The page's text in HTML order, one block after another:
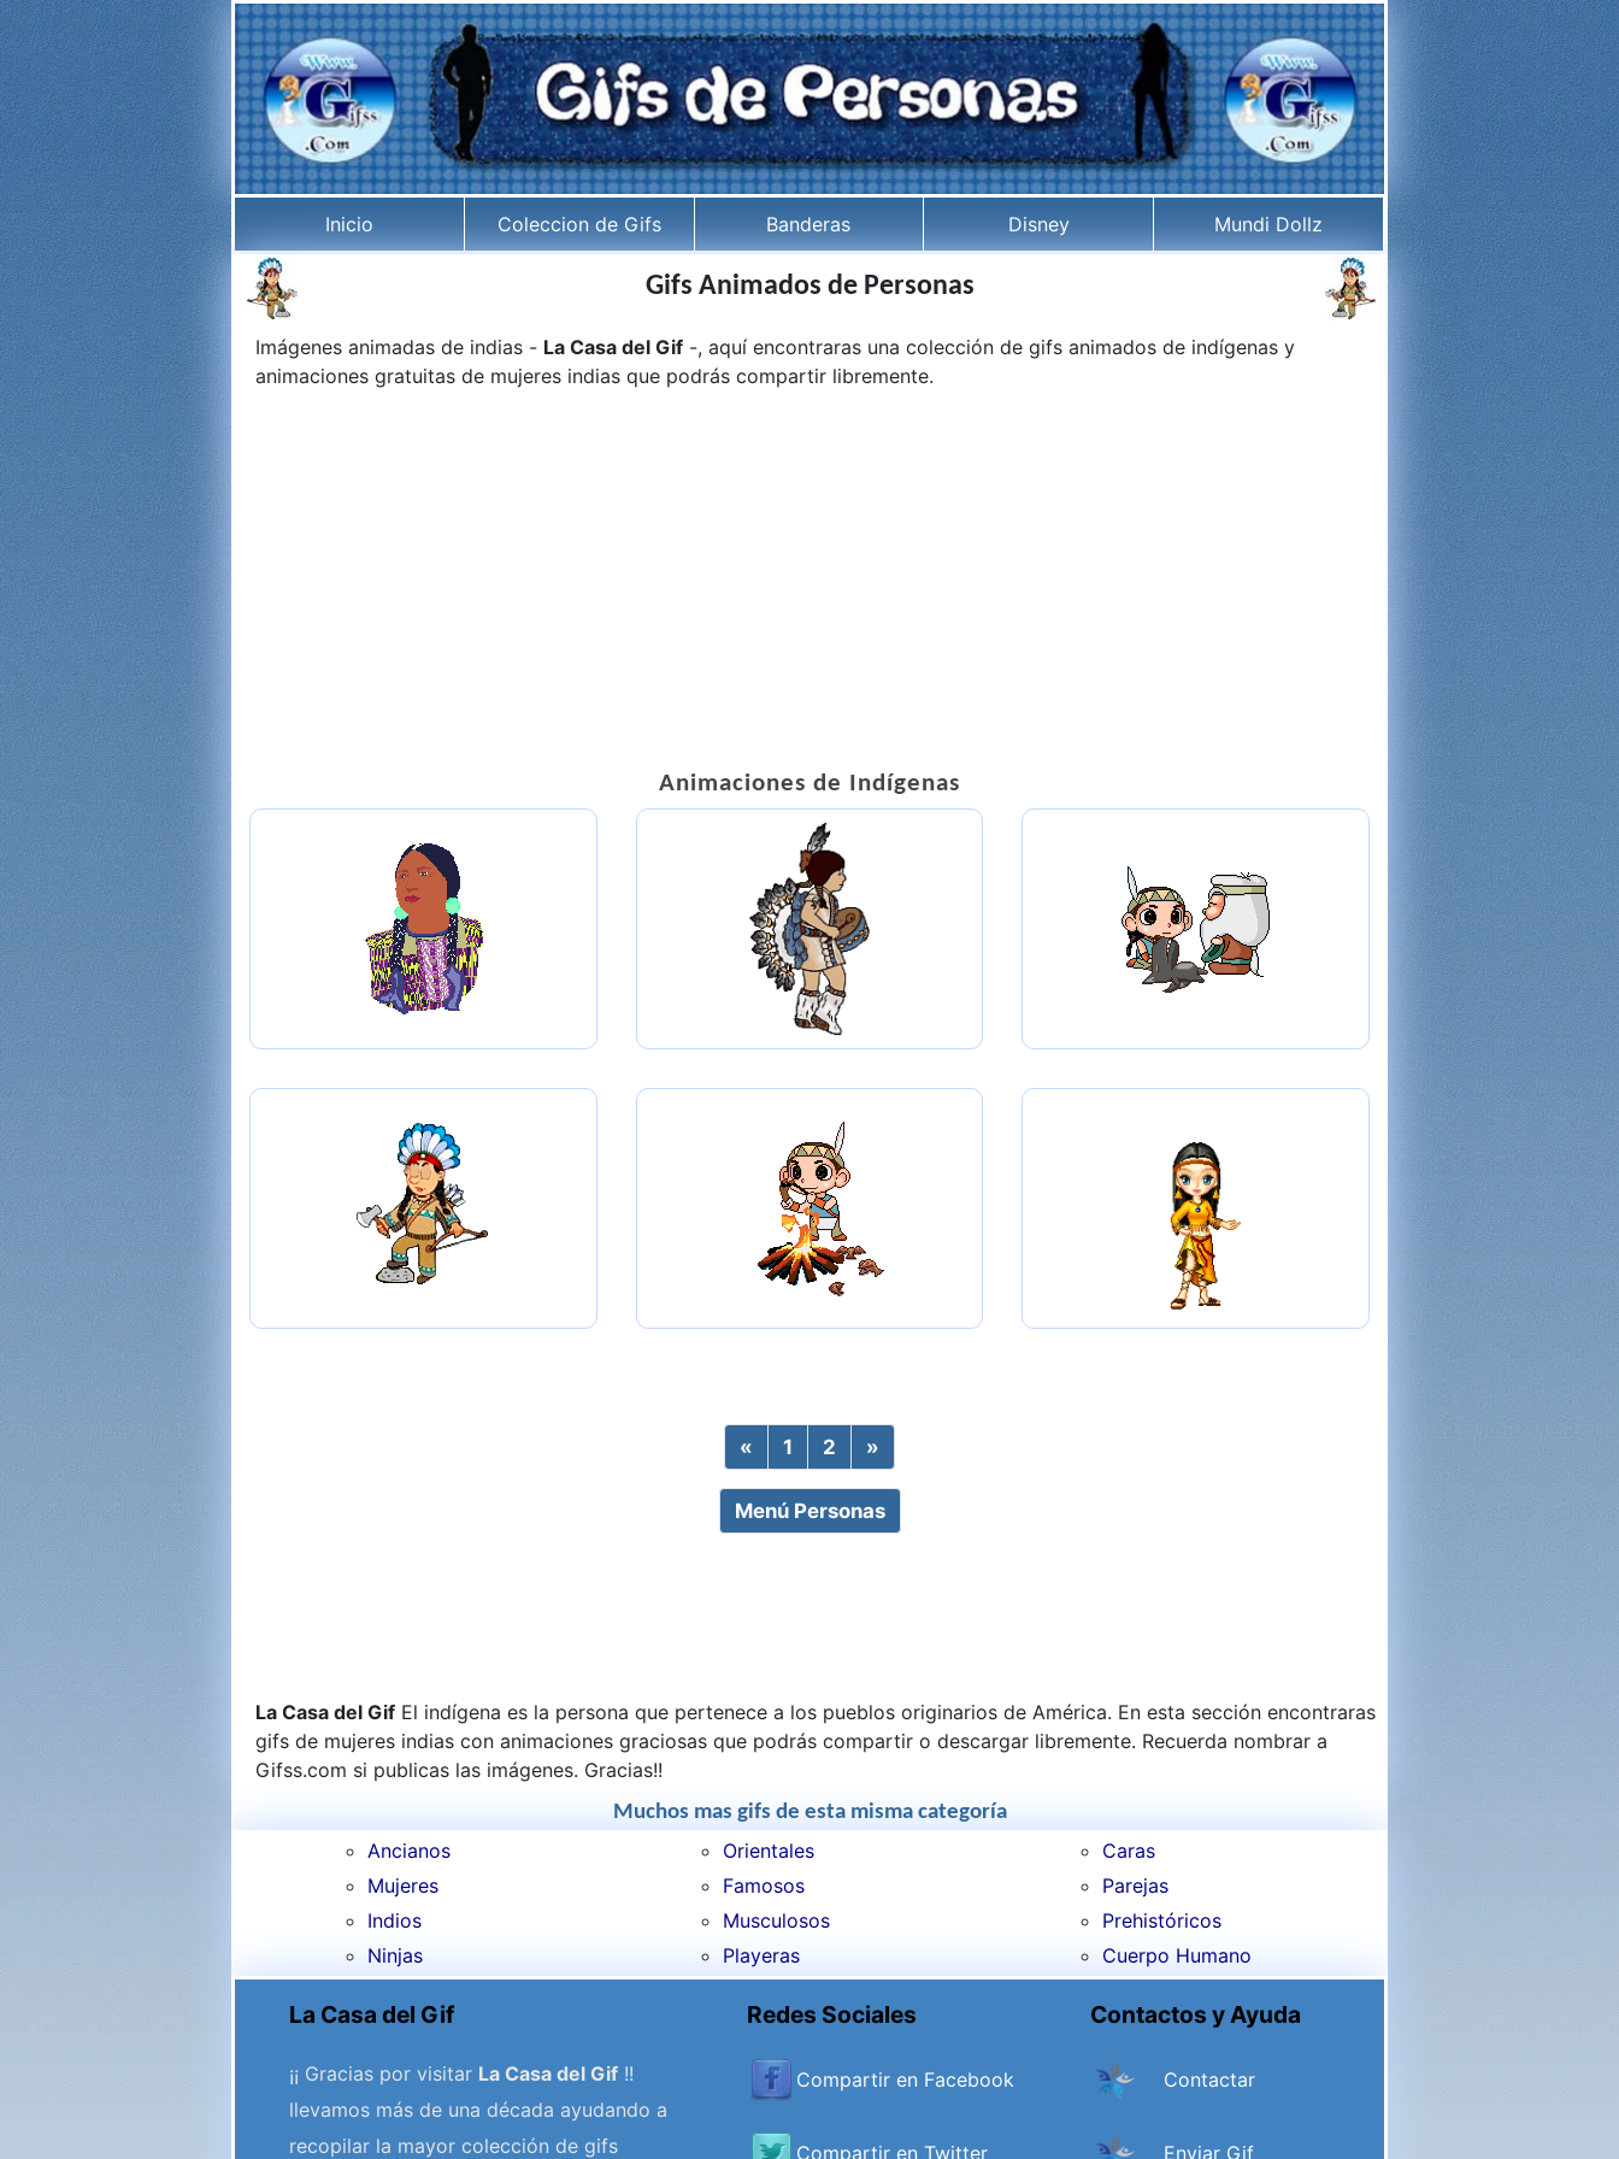
Inicio Coleccion de Gifs Banderas Disney Mundi Dollz
Gifs Animados de Personas
Imágenes animadas de indias - La Casa del Gif -, aquí encontraras una colección de gifs animados de indígenas y
animaciones gratuitas de mujeres indias que podrás compartir libremente.
Animaciones de Indígenas
« Previous
1 2 »
Menú Personas
La Casa del Gif El indígena es la persona que pertenece a los pueblos originarios de América. En esta sección encontraras
gifs de mujeres indias con animaciones graciosas que podrás compartir o descargar libremente. Recuerda nombrar a
Gifss.com si publicas las imágenes. Gracias!!
Muchos mas gifs de esta misma categoría
Ancianos
Mujeres
Indios
Ninjas
Orientales
Famosos
Musculosos
Playeras
Caras
Parejas
Prehistóricos
Cuerpo Humano
La Casa del Gif
¡¡ Gracias por visitar La Casa del Gif !!
llevamos más de una década ayudando a
recopilar la mayor colección de gifs
Redes Sociales
Compartir en Facebook
Compartir en Twitter
Contactos y Ayuda
Contactar
Enviar Gif